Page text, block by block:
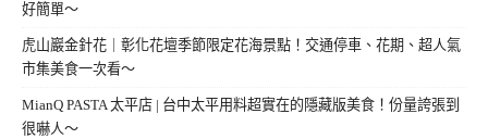
好簡單～
虎山巖金針花｜彰化花壇季節限定花海景點！交通停車、花期、超人氣
市集美食一次看～
MianQ PASTA 太平店 | 台中太平用料超實在的隱藏版美食！份量誇張到
很嚇人～